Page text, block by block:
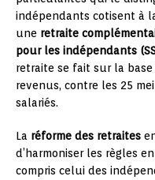
indépendants cotisent à
une retraite
pour les indépendants
retraite se fait sur la
revenus, contre les 25
salariés.
La réforme des retraites
d’harmoniser les règles
compris celui des